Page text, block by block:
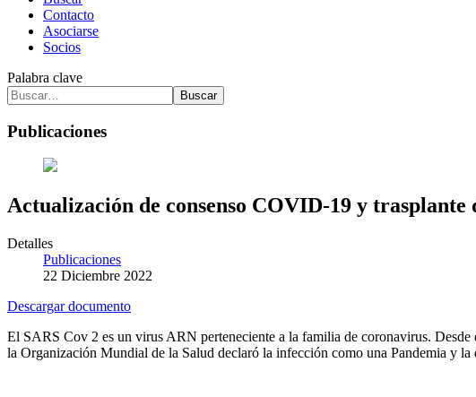
Contacto
Asociarse
Socios
Palabra clave
Buscar
Publicaciones
Actualización de consenso COVID-19 y trasplante
Detalles
Publicaciones
22 Diciembre 2022
Descargar documento
El SARS Cov 2 es un virus ARN perteneciente a la familia de coronavirus.
la Organización Mundial de la Salud declaró la infección como una Pandemia y